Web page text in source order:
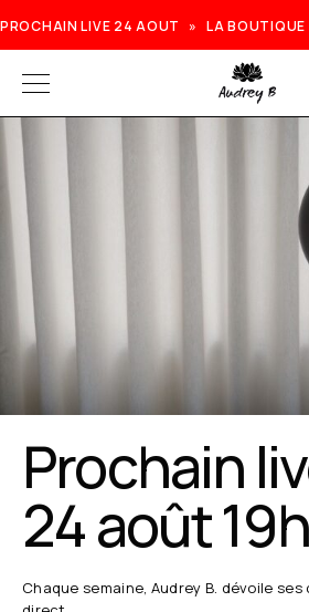
PROCHAIN LIVE 24 AOUT » LA BOUTIQUE
Prochain
24 août
Chaque semaine, Audrey B. dévoile